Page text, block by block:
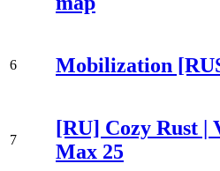
6 Mobilization
7
[RU] Cozy Rust |
Max 25